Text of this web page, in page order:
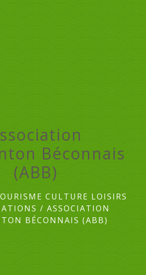
Béconnais
(ABB)
CULTURE LOISIRS
/ ASSOCIATION
BÉCONNAIS (ABB)